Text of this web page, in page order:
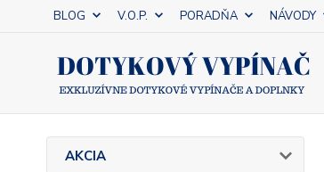
BLOG V.O.P. PORADŇA NÁVODY
AKCIA